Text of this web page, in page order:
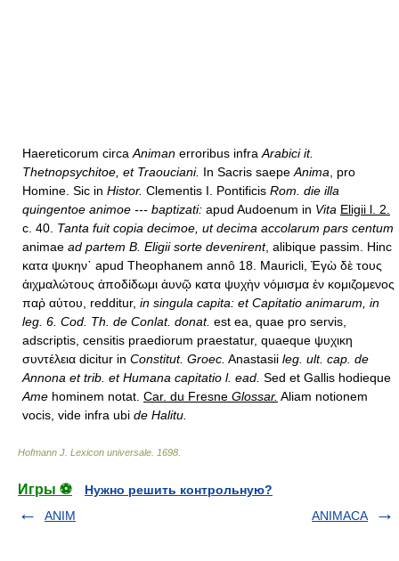
Haereticorum circa Animan erroribus infra Arabici it.
Thetnopsychitoe, et Traouciani. In Sacris saepe Anima , pro
Homine. Sic in Histor. Clementis I. Pontificis Rom. die illa
quingentoe animoe --- baptizati: apud Audoenum in Vita Eligii l. 2.
c. 40. Tanta fuit copia decimoe, ut decima accolarum pars centum
animae ad partem B. Eligii sorte devenirent, alibique passim. Hinc
κατα ψυκην` apud Theophanem annô 18. Mauricli, Ἐγὼ δὲ τους
ἀιχμαλώτους ἀποδίδωμι ἀυνῷ κατα ψυχὴν νόμισμα ἑν κομιζομενος
παῤ αὑτου, redditur, in singula capita: et Capitatio animarum, in
leg. 6. Cod. Th. de Conlat. donat. est ea, quae pro servis,
adscriptis, censitis praediorum praestatur, quaeque ψυχικη
συντέλεια dicitur in Constitut. Groec. Anastasii leg. ult. cap. de
Annona et trib. et Humana capitatio l. ead. Sed et Gallis hodieque
Ame hominem notat. Car. du Fresne Glossar. Aliam notionem
vocis, vide infra ubi de Halitu.
Hofmann J. Lexicon universale 1698
Игры ⚽
Нужно решить контрольную?
ANIM
ANIMACA